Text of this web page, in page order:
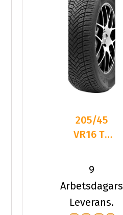
205/45
VR16 TL
ALLSEASON
6 XL
9
Arbetsdagars
Leverans.